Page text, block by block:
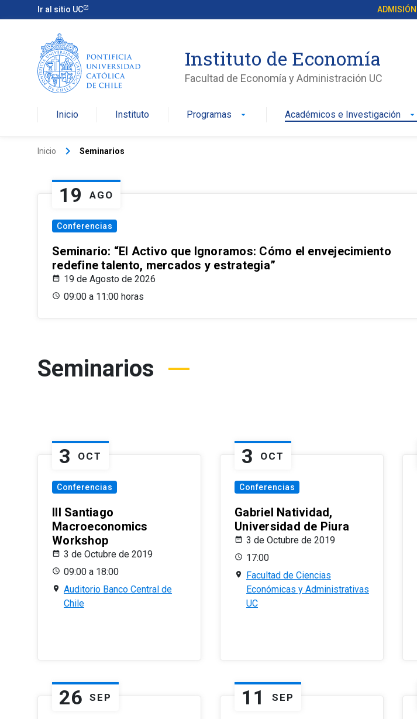
Ir al sitio UC ADMISIÓN
Instituto de Economía
Facultad de Economía y Administración UC
Inicio Instituto Programas arrow_drop_down Académicos e Investigación arrow_drop_down
Inicio keyboard_arrow_right Seminarios
19 AGO
Conferencias
Seminario: “El Activo que Ignoramos: Cómo el envejecimiento
redefine talento, mercados y estrategia”
19 de Agosto de 2026
09:00 a 11:00 horas
Seminarios
3 OCT
Conferencias
III Santiago
Macroeconomics
Workshop
3 de Octubre de 2019
09:00 a 18:00
Auditorio Banco Central de
Chile
3 OCT
Conferencias
Gabriel Natividad,
Universidad de Piura
3 de Octubre de 2019
17:00
Facultad de Ciencias
Económicas y Administrativas
UC
26 SEP 11 SEP